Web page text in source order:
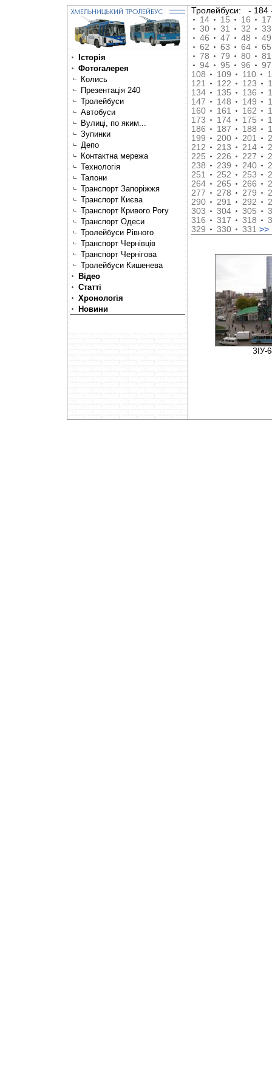
Історія
Фотогалерея
Колись
Презентація 240
Тролейбуси
Автобуси
Вулиці, по яким...
Зупинки
Депо
Контактна мережа
Технологія
Талони
Транспорт Запоріжжя
Транспорт Києва
Транспорт Кривого Рогу
Транспорт Одеси
Тролейбуси Рівного
Транспорт Чернівців
Транспорт Чернігова
Тролейбуси Кишенева
Відео
Статті
Хронологія
Новини
Тролейбуси:
-
14
15 16
17
30
31 32
33
46
47 48
49
62
63 64
65
78
79 80
81
94
95 96
97
108
109 110
121
122 123
134
135 136
147
148 149
160
161 162
173
174 175
186
187 188
199
200 201
212
213 214
225
226 227
238
239 240
251
252 253
264
265 266
277
278 279
290
291 292
303
304 305
316
317 318
329
330 331 >>
ЗІУ-